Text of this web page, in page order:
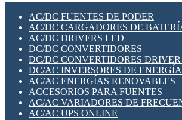
SWITCH Y MICROSWITCH
TARJETAS PI
UNIÓN Y DERIVACIÓN DE CABLE
PLACAS MODULARES IOT
SWITCHES Y REDES WIFI
SOLUCIONES IOT
SOLUCIONES LORAWAN
SOLUCIONES RED CELULAR
SEGURIDAD PARA REDES
SWITCHES LAN
TELEFONÍA IP (VOIP)
VIGILANCIA IP (CCTV)
MESHTASTIC
AC/DC FUENTES DE PODER
AC/DC CARGADORES DE
AC/DC DRIVERS LED
DC/DC CONVERTIDORES
DC/DC CONVERTIDORES
DC/AC INVERSORES DE ENERGÍA
AC/AC ENERGÍAS RENOVABLES
ACCESORIOS PARA FUENTES
AC/AC VARIADORES DE
AC/AC UPS ONLINE